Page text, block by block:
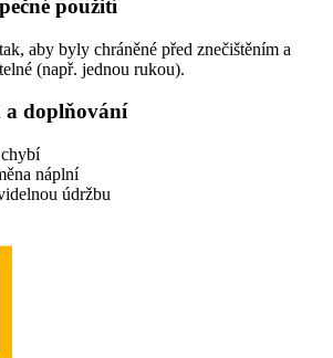
použití
aby byly chráněné před znečištěním a
(např. jednou rukou).
a doplňování
náplní
údržbu